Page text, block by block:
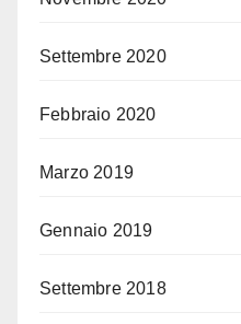
Settembre 2020
Febbraio 2020
Marzo 2019
Gennaio 2019
Settembre 2018